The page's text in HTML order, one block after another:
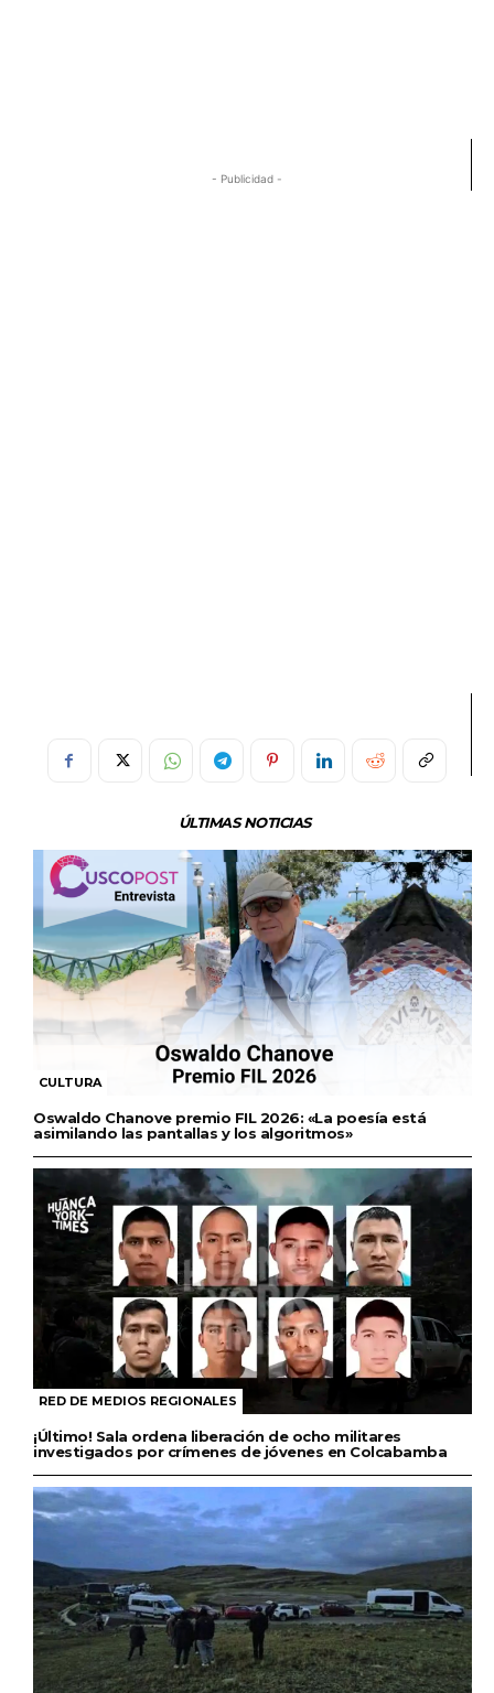
- Publicidad -
ÚLTIMAS NOTICIAS
CULTURA
Oswaldo Chanove premio FIL 2026: «La poesía está
asimilando las pantallas y los algoritmos»
RED DE MEDIOS REGIONALES
¡Último! Sala ordena liberación de ocho militares
investigados por crímenes de jóvenes en Colcabamba